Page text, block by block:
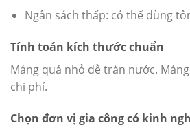
Ngân sách thấp: có thể dùng
Tính toán kích thước chuẩn
Máng quá nhỏ dễ tràn nước.
chi phí.
Chọn đơn vị gia công có kinh